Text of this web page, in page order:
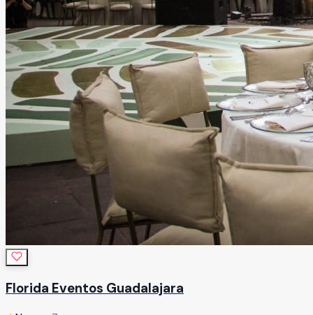
Florida Eventos Guadalajara